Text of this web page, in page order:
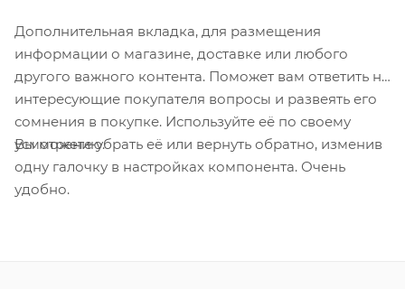
Дополнительная вкладка, для размещения
информации о магазине, доставке или любого
другого важного контента. Поможет вам ответить на
интересующие покупателя вопросы и развеять его
сомнения в покупке. Используйте её по своему
усмотрению.
Вы можете убрать её или вернуть обратно, изменив
одну галочку в настройках компонента. Очень
удобно.